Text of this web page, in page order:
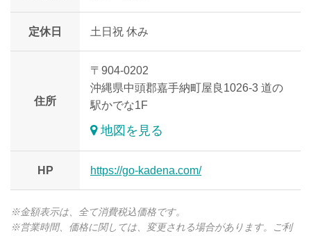
定休日 土日祝 休み
住所
〒904-0202
沖縄県中頭郡嘉手納町屋良1026-3 道の
駅かでな1F
地図を見る
HP https://go-kadena.com/
※金額表示は、全て消費税込価格です。
※営業時間、価格に関しては、変更される場合があります。ご利